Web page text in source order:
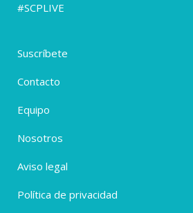
#SCPLIVE
Suscríbete
Contacto
Equipo
Nosotros
Aviso legal
Política de privacidad